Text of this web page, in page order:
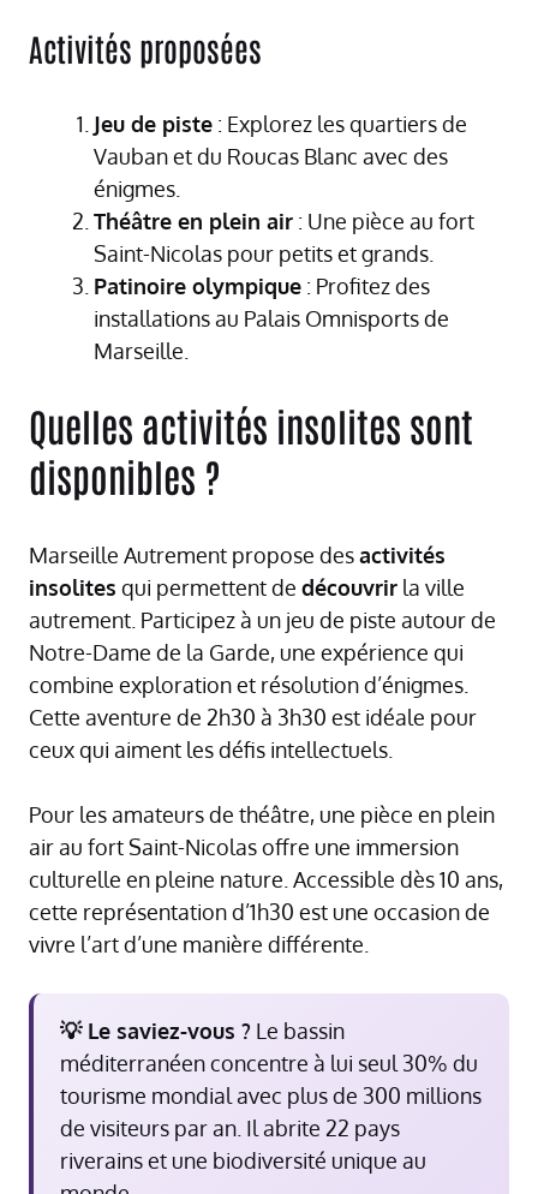
Activités proposées
Jeu de piste : Explorez les quartiers de
Vauban et du Roucas Blanc avec des
énigmes.
Théâtre en plein air : Une pièce au fort
Saint-Nicolas pour petits et grands.
Patinoire olympique : Profitez des
installations au Palais Omnisports de
Marseille.
Quelles activités insolites sont
disponibles ?
Marseille Autrement propose desactivités
insolites qui permettent de découvrir la ville
autrement. Participez à un jeu de piste autour de
Notre-Dame de la Garde, une expérience qui
combine exploration et résolution d’énigmes.
Cette aventure de 2h30 à 3h30 est idéale pour
ceux qui aiment les défis intellectuels.
Pour les amateurs de théâtre, une pièce en plein
air au fort Saint-Nicolas offre une immersion
culturelle en pleine nature. Accessible dès 10 ans,
cette représentation d’1h30 est une occasion de
vivre l’art d’une manière différente.
💡 Le saviez-vous ? Le bassin
méditerranéen concentre à lui seul 30% du
tourisme mondial avec plus de 300 millions
de visiteurs par an. Il abrite 22 pays
riverains et une biodiversité unique au